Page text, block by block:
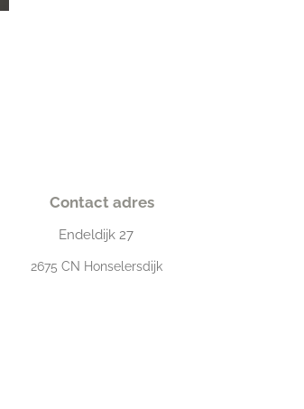
Contact adres
Endeldijk 27
2675 CN Honselersdijk